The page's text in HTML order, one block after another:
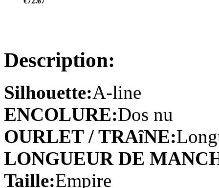
€80.03
Trapèze Longueur genou Ave...
Trapèze Sans bretelles Cou...
€78.19
Description:
Silhouette:A-line
ENCOLURE:Dos nu
OURLET / TRAîNE:
LONGUEUR DE
Taille:Empire